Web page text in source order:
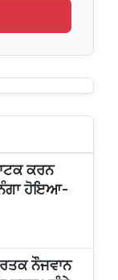
ਕਰਨ
ਨੰਗਾ ਹੋਇਆ-
ਨੌਜਵਾਨ